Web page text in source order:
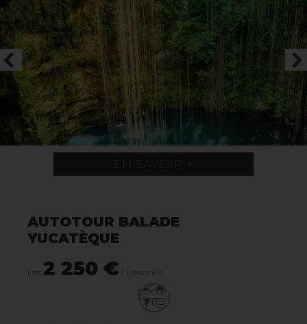
EN SAVOIR +
AUTOTOUR BALADE
YUCATÈQUE
Dès 2 250 € / Personne